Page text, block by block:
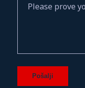
Please prove